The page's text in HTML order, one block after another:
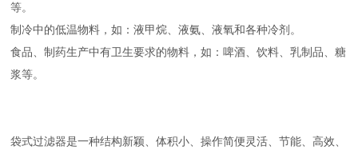
等。
制冷中的低温物料，如：液甲烷、液氨、液氧和各种冷剂。
食品、制药生产中有卫生要求的物料，如：啤酒、饮料、乳制品、糖
浆等。
袋式过滤器是一种结构新颖、体积小、操作简便灵活、节能、高效、